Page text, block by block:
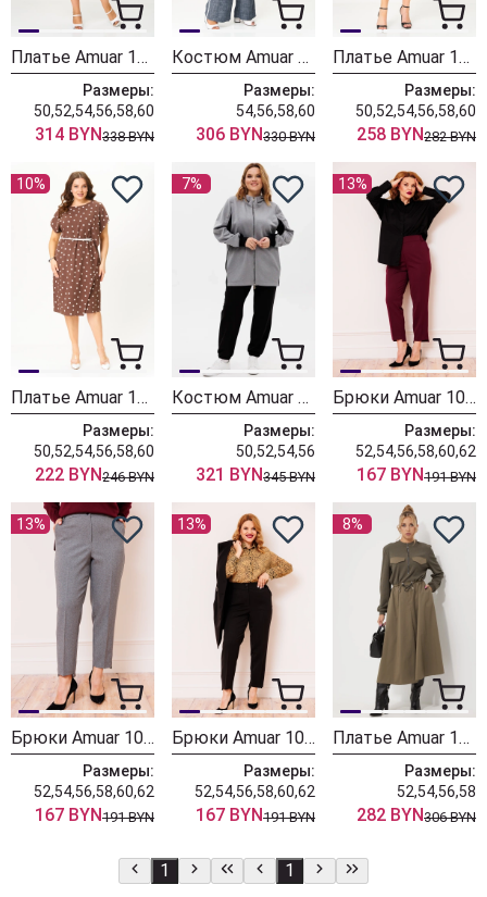
Платье Amuar 1047
Размеры:
50,52,54,56,58,60
314 BYN338 BYN
Костюм Amuar 1046
Размеры:
54,56,58,60
306 BYN330 BYN
Платье Amuar 1045
Размеры:
50,52,54,56,58,60
258 BYN282 BYN
10%
Платье Amuar 1043
Размеры:
50,52,54,56,58,60
222 BYN246 BYN
7%
Костюм Amuar 1005-1
Размеры:
50,52,54,56
321 BYN345 BYN
13%
Брюки Amuar 1020-2 бордовый
Размеры:
52,54,56,58,60,62
167 BYN191 BYN
13%
Брюки Amuar 1020-1 серый
Размеры:
52,54,56,58,60,62
167 BYN191 BYN
13%
Брюки Amuar 1020 черный
Размеры:
52,54,56,58,60,62
167 BYN191 BYN
8%
Платье Amuar 1018
Размеры:
52,54,56,58
282 BYN306 BYN
1 1